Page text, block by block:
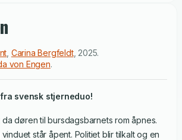
Carina Bergfeldt, 2025.
von Engen.
svensk stjerneduo!
døren til bursdagsbarnets rom åpnes.
står åpent. Politiet blir tilkalt og en